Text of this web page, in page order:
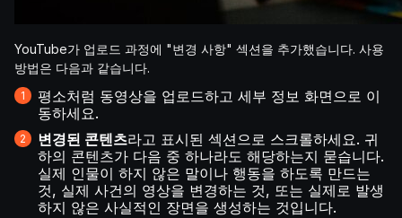
YouTube가 업로드 과정에 "변경 사항" 섹션을 추가했습니다. 사용
방법은 다음과 같습니다.
평소처럼 동영상을 업로드하고 세부 정보 화면으로 이
동하세요.
변경된 콘텐츠라고 표시된 섹션으로 스크롤하세요. 귀
하의 콘텐츠가 다음 중 하나라도 해당하는지 묻습니다.
실제 인물이 하지 않은 말이나 행동을 하도록 만드는
것, 실제 사건의 영상을 변경하는 것, 또는 실제로 발생
하지 않은 사실적인 장면을 생성하는 것입니다.